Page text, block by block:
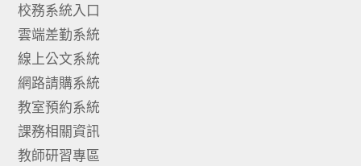
校務系統入口
雲端差勤系統
線上公文系統
網路請購系統
教室預約系統
課務相關資訊
教師研習專區